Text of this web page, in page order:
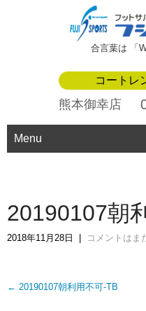
合言葉は 「
コートレ
熊本御幸店
Menu
20190107朝
2018年11月28日 コメントはま
Post
← 20190107朝利用不可-TB